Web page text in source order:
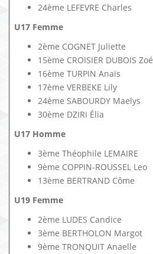
24ème LEFEVRE Charles
U17 Femme
2ème COGNET Juliette
15ème CROISIER DUBOIS Zoé
16ème TURPIN Anaïs
17ème VERBEKE Lily
24ème SABOURDY Maelys
30ème DZIRI Élia
U17 Homme
3ème Théophile LEMAIRE
9ème COPPIN-ROUSSEL Leo
13ème BERTRAND Côme
U19 Femme
2ème LUDES Candice
3ème BERTHOLON Margot
9ème TRONQUIT Anaelle